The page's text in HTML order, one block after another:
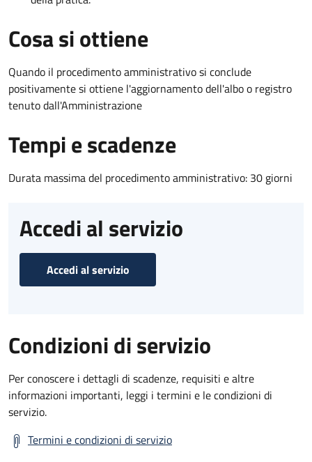
Cosa si ottiene
Quando il procedimento amministrativo si conclude
positivamente si ottiene l'aggiornamento dell'albo o registro
tenuto dall'Amministrazione
Tempi e scadenze
Durata massima del procedimento amministrativo: 30 giorni
Accedi al servizio
Accedi al servizio
Condizioni di servizio
Per conoscere i dettagli di scadenze, requisiti e altre
informazioni importanti, leggi i termini e le condizioni di
servizio.
Termini e condizioni di servizio